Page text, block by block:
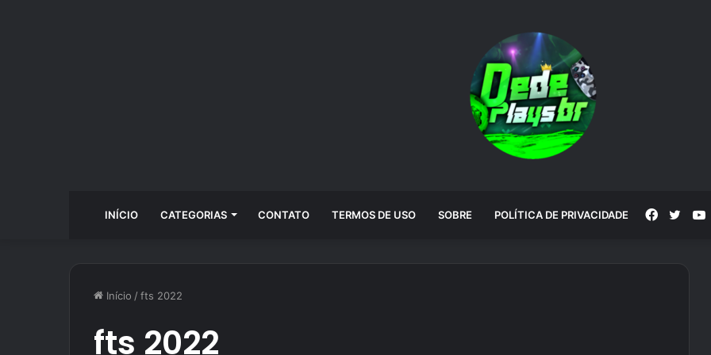
INÍCIO CATEGORIAS CONTATO TERMOS DE USO SOBRE POLÍTICA DE PRIVACIDADE Facebook
Início /fts 2022
fts 2022